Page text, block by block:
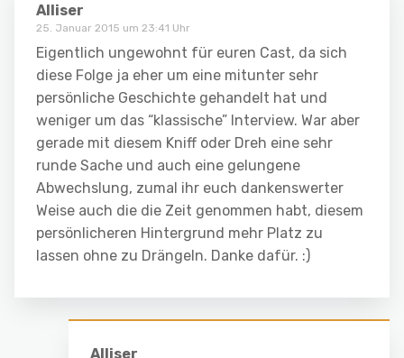
Alliser
25. Januar 2015 um 23:41 Uhr
Eigentlich ungewohnt für euren Cast, da sich
diese Folge ja eher um eine mitunter sehr
persönliche Geschichte gehandelt hat und
weniger um das “klassische” Interview. War aber
gerade mit diesem Kniff oder Dreh eine sehr
runde Sache und auch eine gelungene
Abwechslung, zumal ihr euch dankenswerter
Weise auch die die Zeit genommen habt, diesem
persönlicheren Hintergrund mehr Platz zu
lassen ohne zu Drängeln. Danke dafür. :)
Alliser